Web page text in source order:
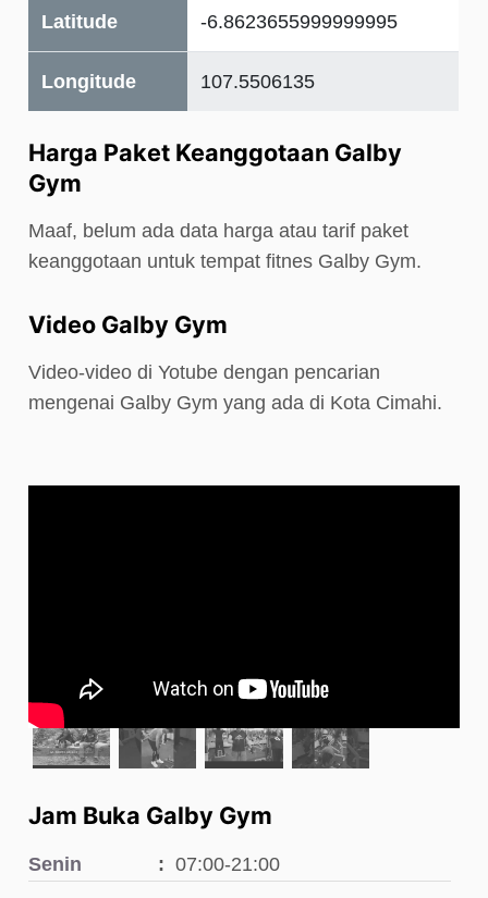
Latitude -6.8623655999999995
Longitude 107.5506135
Harga Paket Keanggotaan Galby
Gym
Maaf, belum ada data harga atau tarif paket
keanggotaan untuk tempat fitnes Galby Gym.
Video Galby Gym
Video-video di Yotube dengan pencarian
mengenai Galby Gym yang ada di Kota Cimahi.
Jam Buka Galby Gym
Senin
07:00-21:00